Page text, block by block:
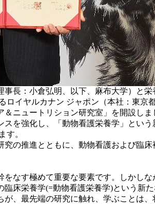
長：小倉弘明、以下、麻布大学）と栄
イヤルカナン ジャポン（本社：東
ニュートリション研究室」を開設しま
を強化し、「動物看護栄養学」とい
す。
の推進とともに、動物看護および臨
をなす極めて重要な要素です。しか
床栄養学(=動物看護栄養学)という
、最先端の研究に触れ、学ぶことは